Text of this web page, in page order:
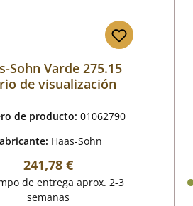
Sohn Varde 275.15
de visualización
de producto: 01062790
Haas-Sohn
Precio normal:
241,78 €
de entrega aprox. 2-3
semanas